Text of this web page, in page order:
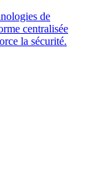
de
centralisée
la sécurité.